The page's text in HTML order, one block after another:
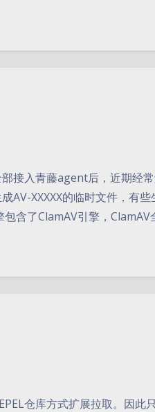
接入青藤agent后，近期经
XXXXX的临时文件，有些
含了ClamAV引擎，ClamAV
仓库方式扩展拉取。因此